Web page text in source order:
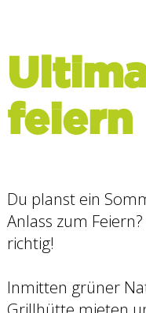
feiern
Du planst ein
Anlass zum
richtig!
Inmitten grüner